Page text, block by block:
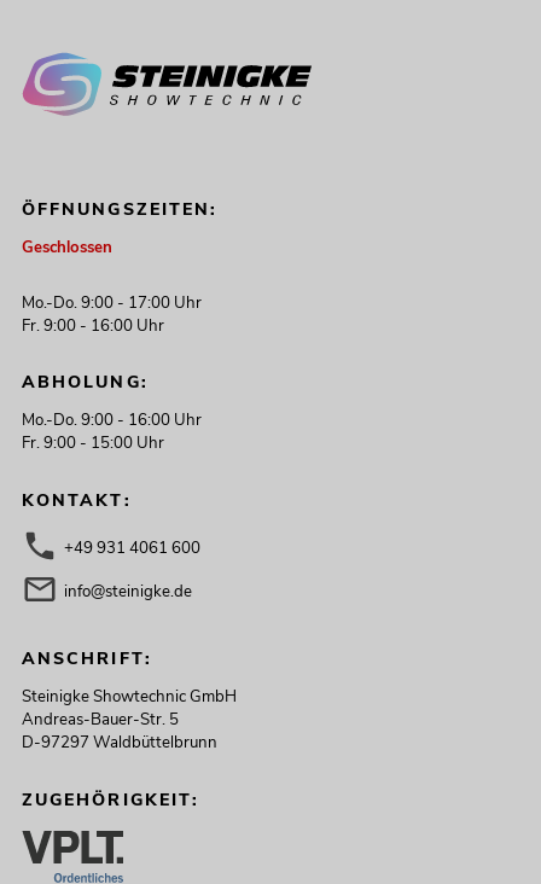
ÖFFNUNGSZEITEN:
Geschlossen
Mo.-Do. 9:00 - 17:00 Uhr
Fr. 9:00 - 16:00 Uhr
ABHOLUNG:
Mo.-Do. 9:00 - 16:00 Uhr
Fr. 9:00 - 15:00 Uhr
KONTAKT:
+49 931 4061 600
info@steinigke.de
ANSCHRIFT:
Steinigke Showtechnic GmbH
Andreas-Bauer-Str. 5
D-97297 Waldbüttelbrunn
ZUGEHÖRIGKEIT: